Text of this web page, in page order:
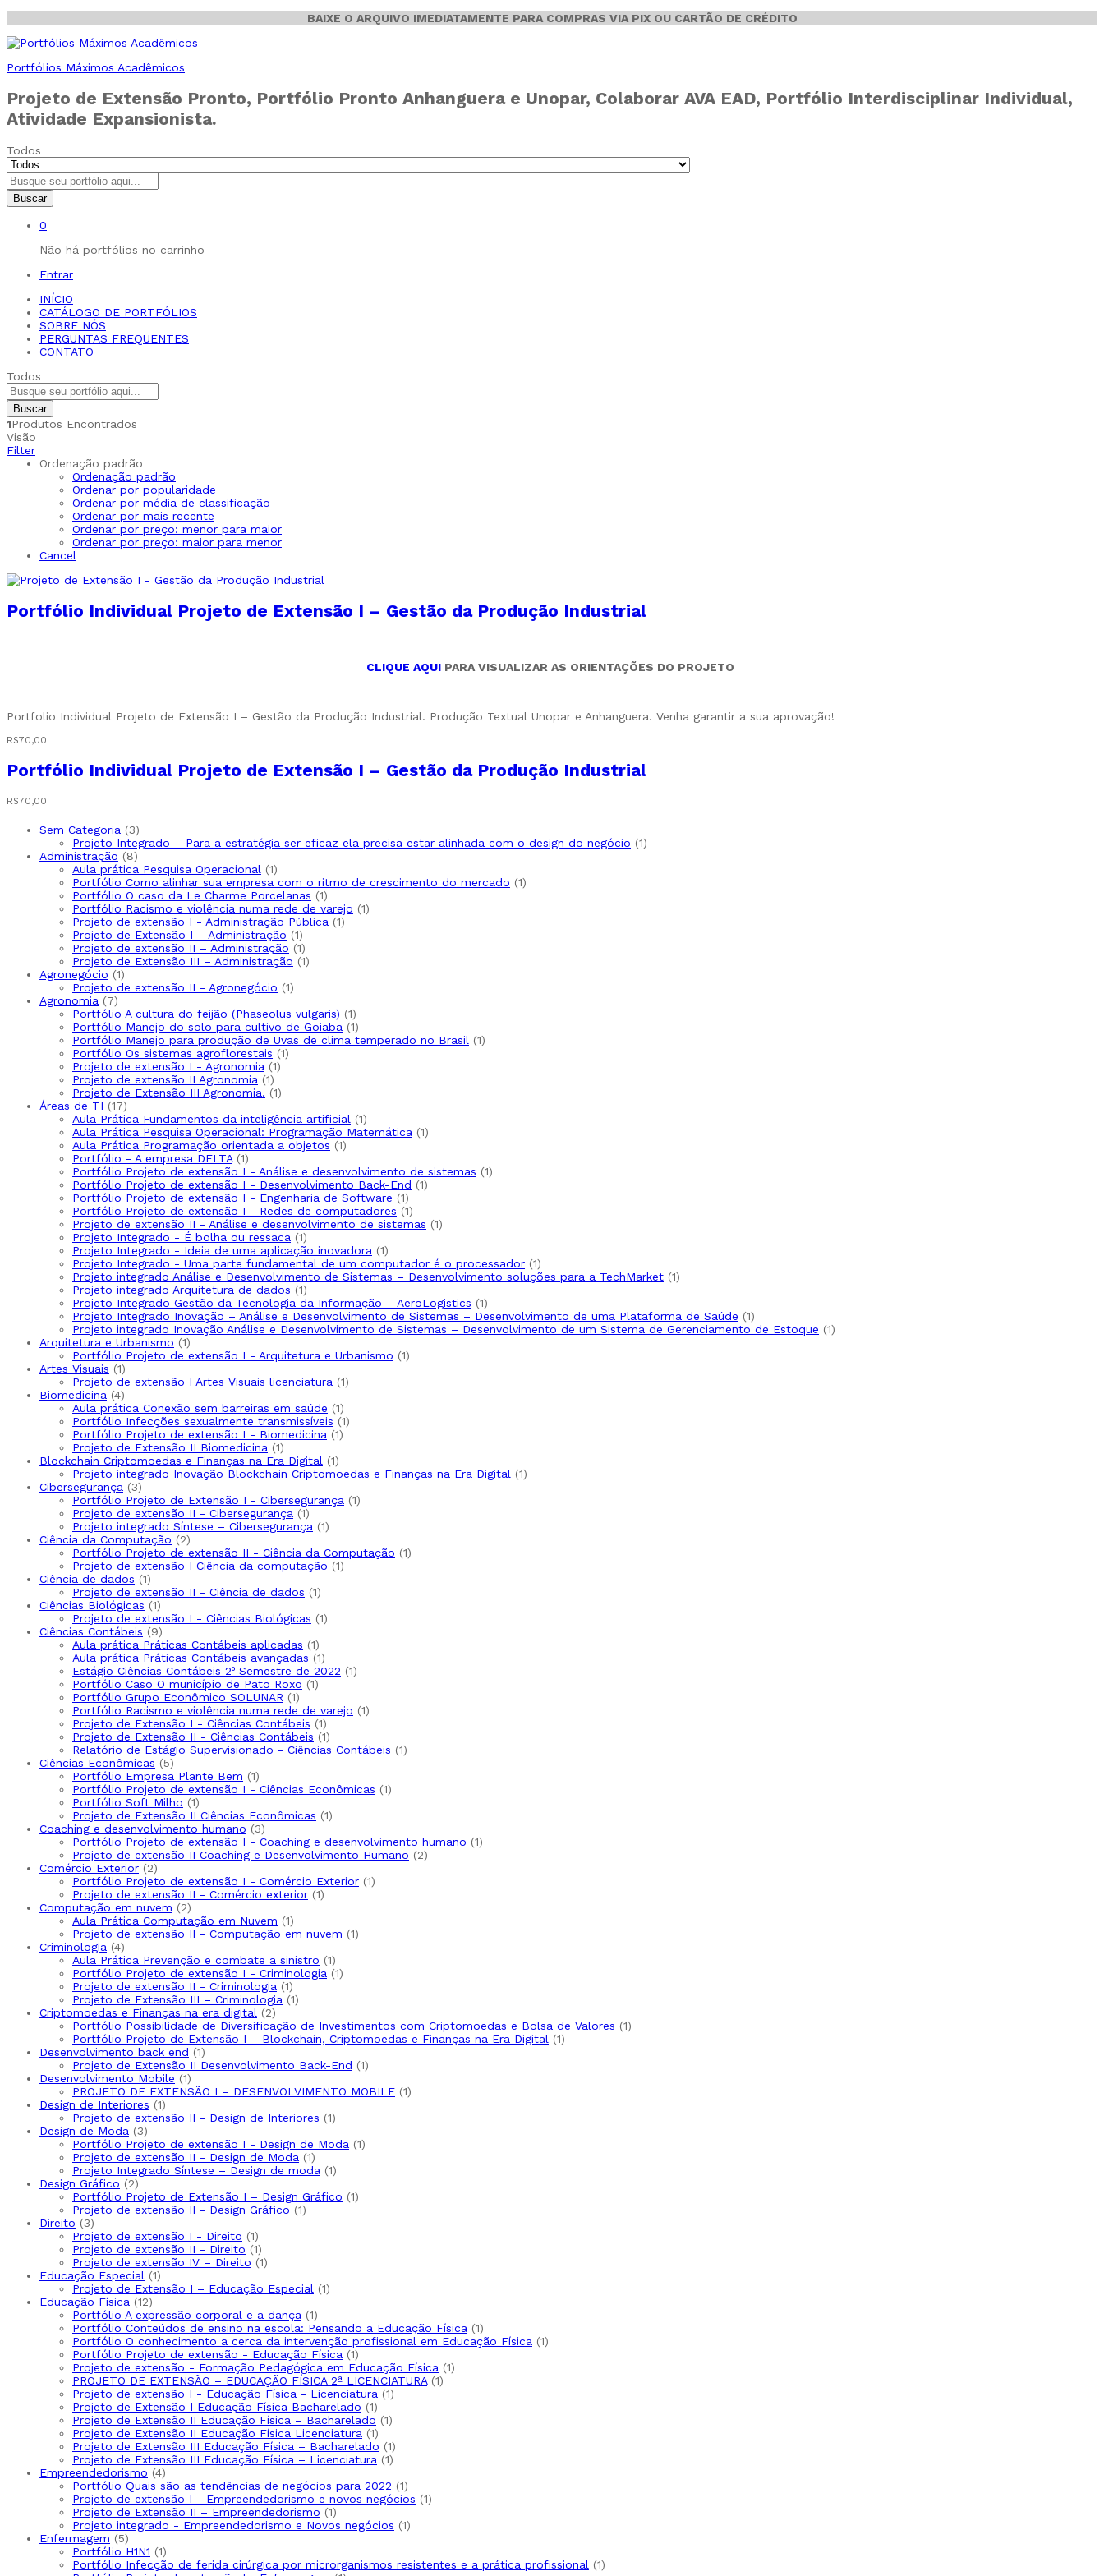
BAIXE O ARQUIVO IMEDIATAMENTE PARA COMPRAS VIA PIX OU CARTÃO DE CRÉDITO
Portfólios Máximos Acadêmicos
Projeto de Extensão Pronto, Portfólio Pronto Anhanguera e Unopar, Colaborar AVA EAD, Portfólio Interdisciplinar Individual,
Atividade Expansionista.
Todos
Buscar
0
Não há portfólios no carrinho
Entrar
INÍCIO
CATÁLOGO DE PORTFÓLIOS
SOBRE NÓS
PERGUNTAS FREQUENTES
CONTATO
Todos
Buscar
1Produtos Encontrados
Visão
Filter
Ordenação padrão
Ordenação padrão
Ordenar por popularidade
Ordenar por média de classificação
Ordenar por mais recente
Ordenar por preço: menor para maior
Ordenar por preço: maior para menor
Cancel
Portfólio Individual Projeto de Extensão I – Gestão da Produção Industrial
CLIQUE AQUI PARA VISUALIZAR AS ORIENTAÇÕES DO PROJETO
Portfolio Individual Projeto de Extensão I – Gestão da Produção Industrial. Produção Textual Unopar e Anhanguera. Venha garantir a sua aprovação!
R$70,00
Portfólio Individual Projeto de Extensão I – Gestão da Produção Industrial
R$70,00
Sem Categoria 33
produtos
Projeto Integrado – Para a estratégia ser eficaz ela precisa estar alinhada com o design do negócio 11
Administração 88
produtos
Aula prática Pesquisa Operacional 11
produto
Portfólio Como alinhar sua empresa com o ritmo de crescimento do mercado 11
Portfólio O caso da Le Charme Porcelanas 11
produto
Portfólio Racismo e violência numa rede de varejo 11
Projeto de extensão I - Administração Pública 11
Projeto de Extensão I – Administração 11
produto
Projeto de extensão II – Administração 11
produto
Projeto de Extensão III – Administração 11
Agronegócio 11
produto
Projeto de extensão II - Agronegócio 11
Agronomia 77
produtos
Portfólio A cultura do feijão (Phaseolus vulgaris) 11
produto
Portfólio Manejo do solo para cultivo de Goiaba 11
produto
Portfólio Manejo para produção de Uvas de clima temperado no Brasil 11
Portfólio Os sistemas agroflorestais 11
Projeto de extensão I - Agronomia 11
Projeto de extensão II Agronomia 11
produto
Projeto de Extensão III Agronomia. 11
Áreas de TI 1717
produtos
Aula Prática Fundamentos da inteligência artificial 11
produto
Aula Prática Pesquisa Operacional: Programação Matemática 11
Aula Prática Programação orientada a objetos 11
Portfólio - A empresa DELTA 11
produto
Portfólio Projeto de extensão I - Análise e desenvolvimento de sistemas 11
Portfólio Projeto de extensão I - Desenvolvimento Back-End 11
Portfólio Projeto de extensão I - Engenharia de Software 11
produto
Portfólio Projeto de extensão I - Redes de computadores 11
produto
Projeto de extensão II - Análise e desenvolvimento de sistemas 11
Projeto Integrado - É bolha ou ressaca 11
produto
Projeto Integrado - Ideia de uma aplicação inovadora 11
produto
Projeto Integrado - Uma parte fundamental de um computador é o processador 11
produto
Projeto integrado Análise e Desenvolvimento de Sistemas – Desenvolvimento soluções para a TechMarket 11
Projeto integrado Arquitetura de dados 11
produto
Projeto Integrado Gestão da Tecnologia da Informação – AeroLogistics 11
produto
Projeto Integrado Inovação – Análise e Desenvolvimento de Sistemas – Desenvolvimento de uma Plataforma de Saúde 11
produto
Projeto integrado Inovação Análise e Desenvolvimento de Sistemas – Desenvolvimento de um Sistema de Gerenciamento de Estoque 11
Arquitetura e Urbanismo 11
produto
Portfólio Projeto de extensão I - Arquitetura e Urbanismo 11
Artes Visuais 11
produto
Projeto de extensão I Artes Visuais licenciatura 11
Biomedicina 44
produtos
Aula prática Conexão sem barreiras em saúde 11
produto
Portfólio Infecções sexualmente transmissíveis 11
Portfólio Projeto de extensão I - Biomedicina 11
Projeto de Extensão II Biomedicina 11
produto
Blockchain Criptomoedas e Finanças na Era Digital 11
produto
Projeto integrado Inovação Blockchain Criptomoedas e Finanças na Era Digital 11
Cibersegurança 33
produtos
Portfólio Projeto de Extensão I - Cibersegurança 11
Projeto de extensão II - Cibersegurança 11
produto
Projeto integrado Síntese – Cibersegurança 11
Ciência da Computação 22
produtos
Portfólio Projeto de extensão II - Ciência da Computação 11
Projeto de extensão I Ciência da computação 11
Ciência de dados 11
produto
Projeto de extensão II - Ciência de dados 11
Ciências Biológicas 11
produto
Projeto de extensão I - Ciências Biológicas 11
Ciências Contábeis 99
produtos
Aula prática Práticas Contábeis aplicadas 11
produto
Aula prática Práticas Contábeis avançadas 11
produto
Estágio Ciências Contábeis 2º Semestre de 2022 11
Portfólio Caso O município de Pato Roxo 11
Portfólio Grupo Econômico SOLUNAR 11
produto
Portfólio Racismo e violência numa rede de varejo 11
Projeto de Extensão I - Ciências Contábeis 11
produto
Projeto de Extensão II - Ciências Contábeis 11
produto
Relatório de Estágio Supervisionado - Ciências Contábeis 11
Ciências Econômicas 55
produtos
Portfólio Empresa Plante Bem 11
produto
Portfólio Projeto de extensão I - Ciências Econômicas 11
Portfólio Soft Milho 11
produto
Projeto de Extensão II Ciências Econômicas 11
Coaching e desenvolvimento humano 33
produtos
Portfólio Projeto de extensão I - Coaching e desenvolvimento humano 11
Projeto de extensão II Coaching e Desenvolvimento Humano 22
Comércio Exterior 22
produtos
Portfólio Projeto de extensão I - Comércio Exterior 11
Projeto de extensão II - Comércio exterior 11
Computação em nuvem 22
produtos
Aula Prática Computação em Nuvem 11
produto
Projeto de extensão II - Computação em nuvem 11
Criminologia 44
produtos
Aula Prática Prevenção e combate a sinistro 11
produto
Portfólio Projeto de extensão I - Criminologia 11
Projeto de extensão II - Criminologia 11
produto
Projeto de Extensão III – Criminologia 11
Criptomoedas e Finanças na era digital 22
produtos
Portfólio Possibilidade de Diversificação de Investimentos com Criptomoedas e Bolsa de Valores 11
Portfólio Projeto de Extensão I – Blockchain, Criptomoedas e Finanças na Era Digital 11
Desenvolvimento back end 11
produto
Projeto de Extensão II Desenvolvimento Back-End 11
Desenvolvimento Mobile 11
produto
PROJETO DE EXTENSÃO I – DESENVOLVIMENTO MOBILE 11
Design de Interiores 11
produto
Projeto de extensão II - Design de Interiores 11
Design de Moda 33
produtos
Portfólio Projeto de extensão I - Design de Moda 11
Projeto de extensão II - Design de Moda 11
produto
Projeto Integrado Síntese – Design de moda 11
Design Gráfico 22
produtos
Portfólio Projeto de Extensão I – Design Gráfico 11
Projeto de extensão II - Design Gráfico 11
Direito 33
produtos
Projeto de extensão I - Direito 11
produto
Projeto de extensão II - Direito 11
produto
Projeto de extensão IV – Direito 11
Educação Especial 11
produto
Projeto de Extensão I – Educação Especial 11
Educação Física 1212
produtos
Portfólio A expressão corporal e a dança 11
produto
Portfólio Conteúdos de ensino na escola: Pensando a Educação Física 11
produto
Portfólio O conhecimento a cerca da intervenção profissional em Educação Física 11
Portfólio Projeto de extensão - Educação Física 11
produto
Projeto de extensão - Formação Pedagógica em Educação Física 11
PROJETO DE EXTENSÃO – EDUCAÇÃO FÍSICA 2ª LICENCIATURA 11
Projeto de extensão I - Educação Física - Licenciatura 11
Projeto de Extensão I Educação Física Bacharelado 11
produto
Projeto de Extensão II Educação Física – Bacharelado 11
Projeto de Extensão II Educação Física Licenciatura 11
produto
Projeto de Extensão III Educação Física – Bacharelado 11
produto
Projeto de Extensão III Educação Física – Licenciatura 11
Empreendedorismo 44
produtos
Portfólio Quais são as tendências de negócios para 2022 11
produto
Projeto de extensão I - Empreendedorismo e novos negócios 11
Projeto de Extensão II – Empreendedorismo 11
produto
Projeto integrado - Empreendedorismo e Novos negócios 11
Enfermagem 55
produtos
Portfólio H1N1 11
produto
Portfólio Infecção de ferida cirúrgica por microrganismos resistentes e a prática profissional 11